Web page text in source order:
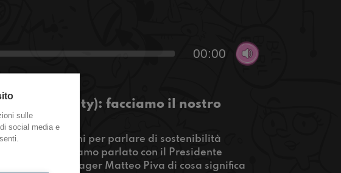
00:00
facciamo il nostro
Ganassini per parlare di sostenibilità
puntata abbiamo parlato con il Presidente
innovation manager Matteo Piva di cosa significa
sulle
social media e